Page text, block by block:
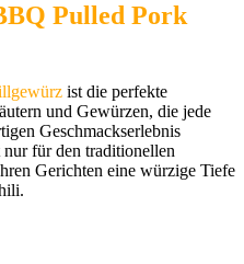
Pulled Pork
ist die perfekte
und Gewürzen, die jede
Geschmackserlebnis
für den traditionellen
Gerichten eine würzige Tiefe